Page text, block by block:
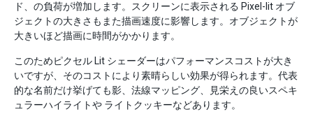
ド、の負荷が増加します。スクリーンに表示される Pixel-lit オブ
ジェクトの大きさもまた描画速度に影響します。オブジェクトが
大きいほど描画に時間がかかります。
このためピクセル Lit シェーダーはパフォーマンスコストが大き
いですが、そのコストにより素晴らしい効果が得られます。代表
的な名前だけ挙げても影、法線マッピング、見栄えの良いスペキ
ュラーハイライトや ライトクッキーなどあります。